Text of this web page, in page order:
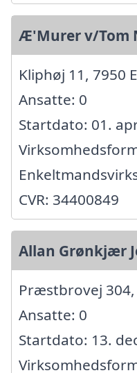
Æ'Murer v/Tom
Kliphøj 11, 7950
Ansatte: 0
Startdato: 01.
CVR: 34400849
Allan Grønkjær
Præstbrovej 304,
Ansatte: 0
Startdato: 13.